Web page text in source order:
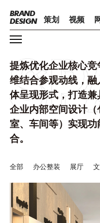
BRAND
DESIGN
策划 视频
提炼优化企业核心竞
维结合参观动线， 融
体呈现形式， 打造兼
企业内部空间设计
室、车间等） 实现功
合。
全部 办公整装 展厅